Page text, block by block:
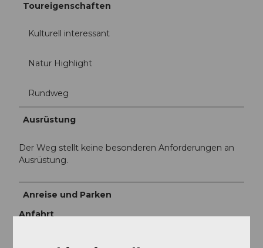
Toureigenschaften
Kulturell interessant
Natur Highlight
Rundweg
Ausrüstung
Der Weg stellt keine besonderen Anforderungen an
Ausrüstung.
Anreise und Parken
Anfahrt